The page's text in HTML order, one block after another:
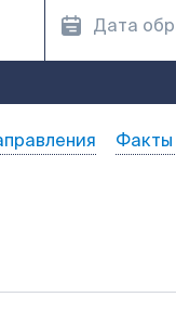
Факты